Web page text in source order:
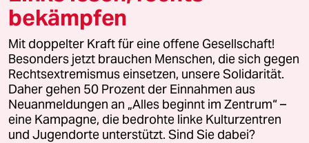
© 2026 taz Verlags und Vertriebs GmbH
Alle Rechte vorbehalten. Bei rechtlichen Fragen oder für Genehmigungen
wenden Sie sich bitte an lizenzen@taz.de
Feedback Redaktionsstatut Kommune-Richtlinien
Leitlinie Informant Datenschutz Impressum AGB
bekämpfen
Mit doppelter Kraft für eine offene Gesellschaft!
Besonders jetzt brauchen Menschen, die sich gegen
Rechtsextremismus einsetzen, unsere Solidarität.
Daher gehen 50 Prozent der Einnahmen aus
Neuanmeldungen an „Alles beginnt im Zentrum“ –
eine Kampagne, die bedrohte linke Kulturzentren
und Jugendorte unterstützt. Sind Sie dabei?